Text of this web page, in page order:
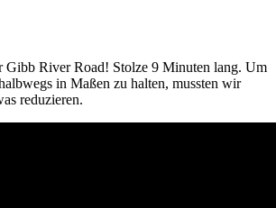
Gibb River Road! Stolze 9 Minuten lang. Um
in Maßen zu halten, mussten wir
reduzieren.